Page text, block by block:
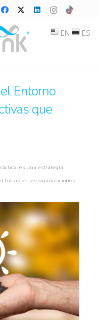
EN ES
Entorno
que
es una estrategia
futuro de las organizaciones.